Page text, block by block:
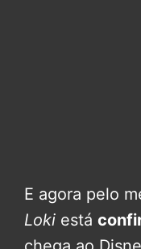
E agora pelo
Loki está